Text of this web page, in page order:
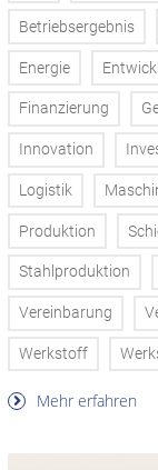
Betriebsergebnis
Energie
Finanzierung
Innovation
Logistik
Produktion
Stahlproduktion
Vereinbarung
Werkstoff
Mehr erfahren